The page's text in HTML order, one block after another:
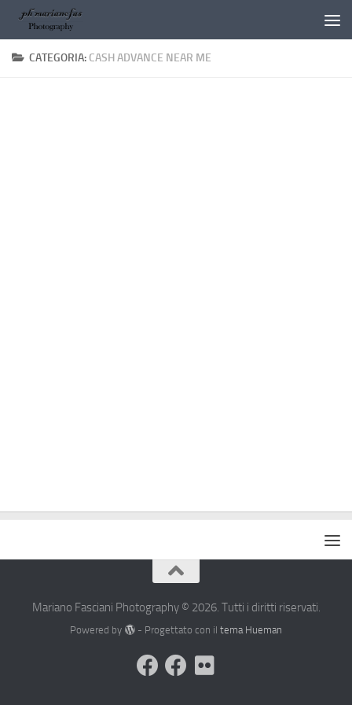
Salta al contenuto
CATEGORIA: CASH ADVANCE NEAR ME
Mariano Fasciani Photography © 2026. Tutti i diritti riservati.
Powered by - Progettato con il tema Hueman